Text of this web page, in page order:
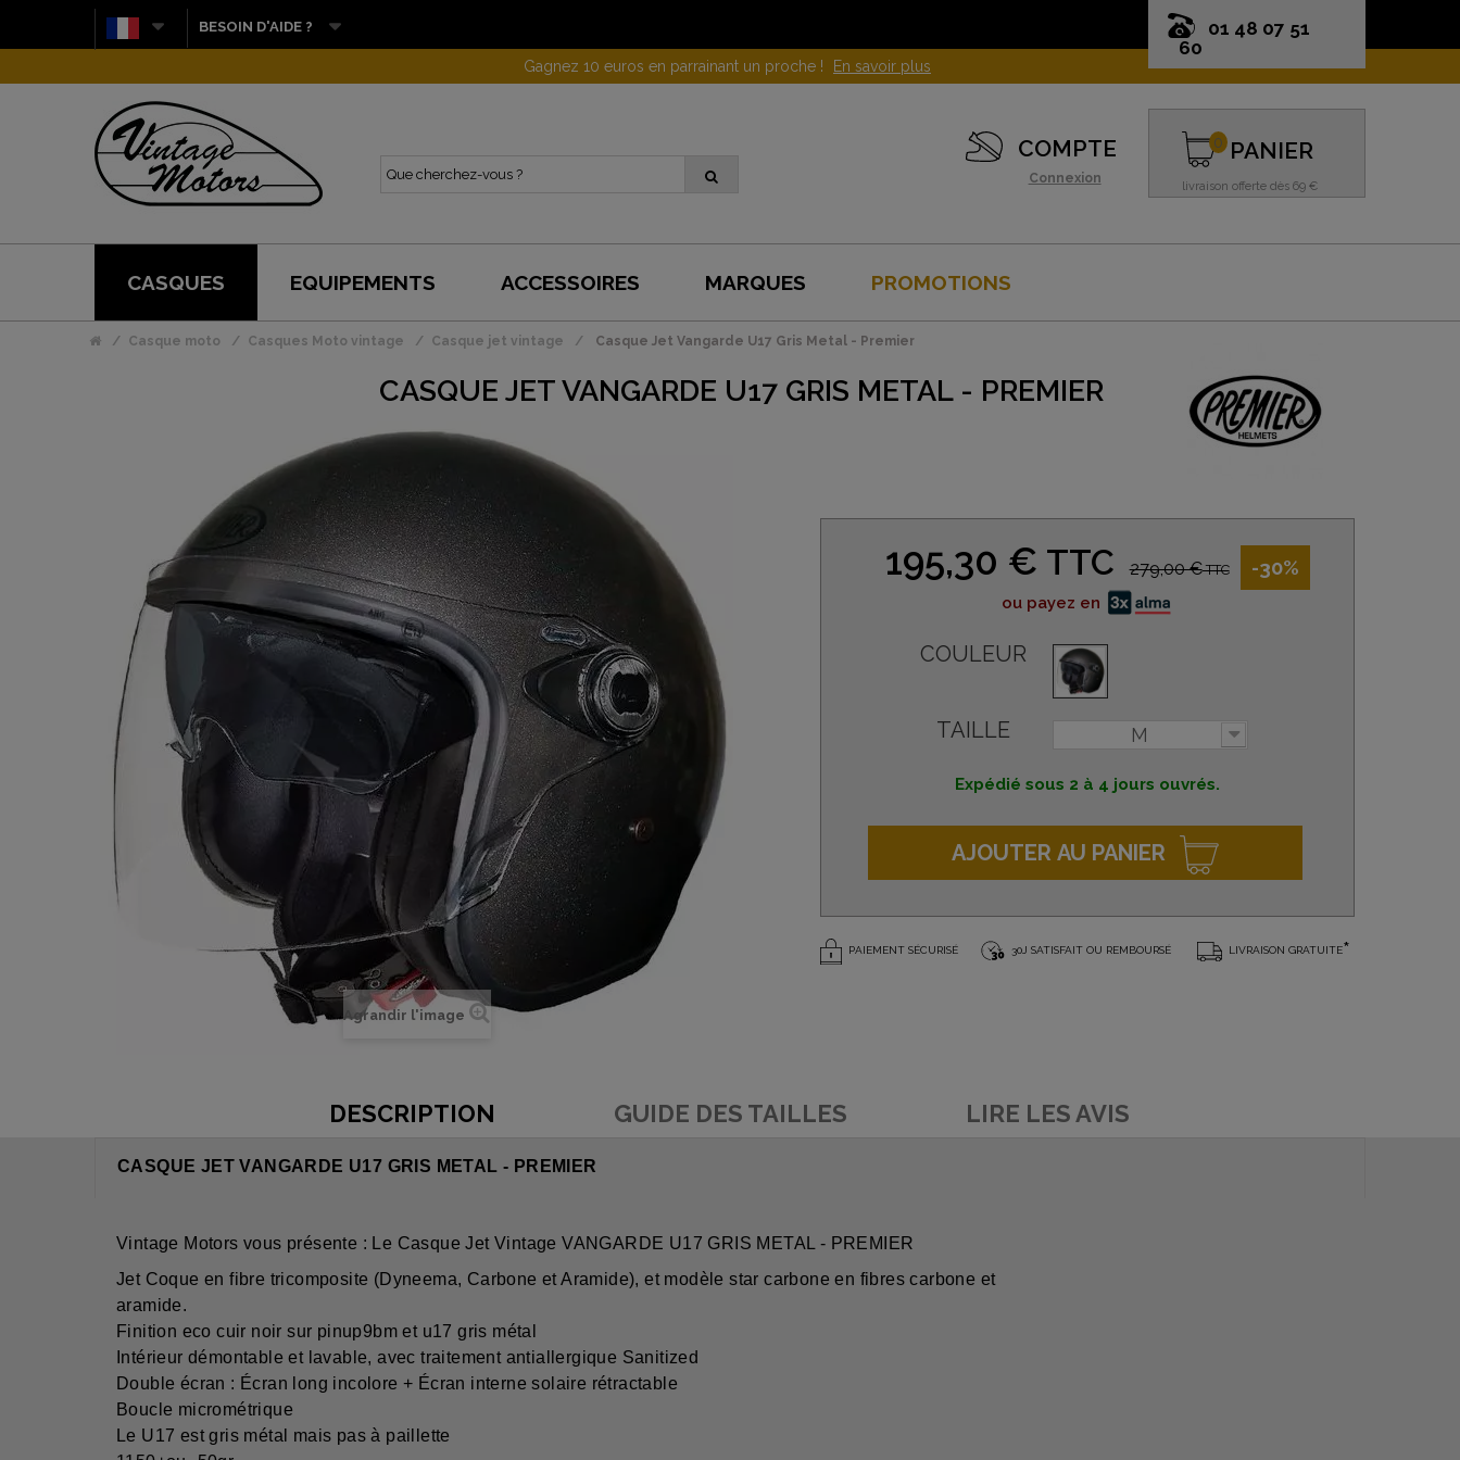
01 48 07 51
60
BESOIN D'AIDE ?
Gagnez 10 euros en parrainant un proche ! En savoir plus
COMPTE
Connexion
PANIER
livraison offerte dès 69 €
0
CASQUES EQUIPEMENTS ACCESSOIRES MARQUES PROMOTIONS
Casque moto Casques Moto vintage Casque jet vintage Casque Jet Vangarde U17 Gris Metal - Premier
CASQUE JET VANGARDE U17 GRIS METAL - PREMIER
Agrandir l'image
195,30 € TTC 279,00 €TTC -30%
ou payez en
COULEUR
TAILLE M
Expédié sous 2 à 4 jours ouvrés.
AJOUTER AU PANIER
PAIEMENT SÉCURISÉ 30J SATISFAIT OU REMBOURSÉ LIVRAISON GRATUITE*
DESCRIPTION GUIDE DES TAILLES LIRE LES AVIS
CASQUE JET VANGARDE U17 GRIS METAL - PREMIER
Vintage Motors vous présente : Le Casque Jet Vintage VANGARDE U17 GRIS METAL - PREMIER
Jet Coque en fibre tricomposite (Dyneema, Carbone et Aramide), et modèle star carbone en fibres carbone et
aramide.
Finition eco cuir noir sur pinup9bm et u17 gris métal
Intérieur démontable et lavable, avec traitement antiallergique Sanitized
Double écran : Écran long incolore + Écran interne solaire rétractable
Boucle micrométrique
Le U17 est gris métal mais pas à paillette